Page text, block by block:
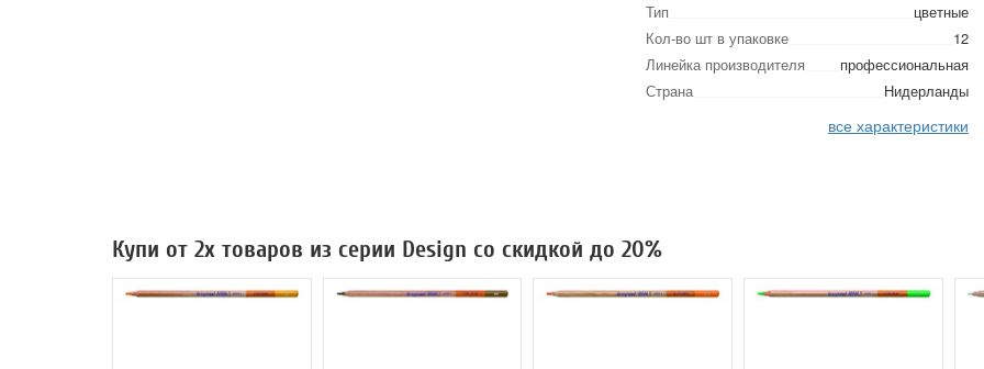
Тип
цветные
Кол-во шт в упаковке
12
Линейка производителя
профессиональная
Страна
Нидерланды
все характеристики
Купи от 2х товаров из серии Design со скидкой до 20%